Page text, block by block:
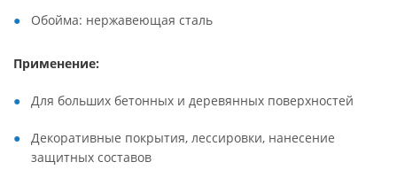
Обойма: нержавеющая сталь
Применение:
Для больших бетонных и деревянных поверхностей
Декоративные покрытия, лессировки, нанесение
защитных составов